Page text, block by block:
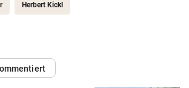
Herbert Kickl